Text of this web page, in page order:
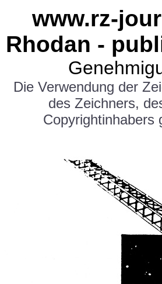
www.rz-
Rhodan -
Die Verwendung der
des Zeichners,
Copyrightinhabers